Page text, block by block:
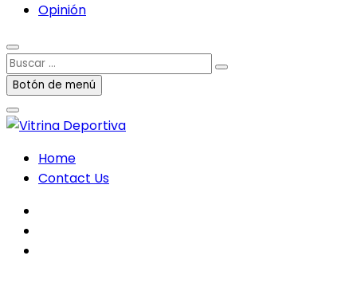
Opinión
Buscar
…Botón de menú
Home
Contact Us